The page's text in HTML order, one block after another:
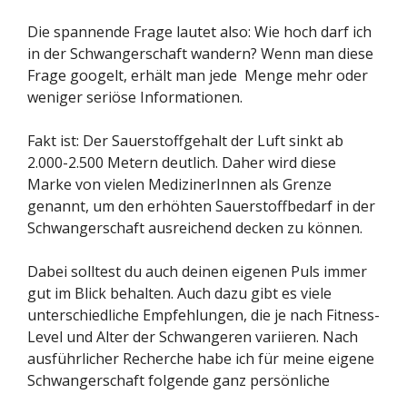
Die spannende Frage lautet also: Wie hoch darf ich
in der Schwangerschaft wandern? Wenn man diese
Frage googelt, erhält man jede Menge mehr oder
weniger seriöse Informationen.
Fakt ist: Der Sauerstoffgehalt der Luft sinkt ab
2.000-2.500 Metern deutlich. Daher wird diese
Marke von vielen MedizinerInnen als Grenze
genannt, um den erhöhten Sauerstoffbedarf in der
Schwangerschaft ausreichend decken zu können.
Dabei solltest du auch deinen eigenen Puls immer
gut im Blick behalten. Auch dazu gibt es viele
unterschiedliche Empfehlungen, die je nach Fitness-
Level und Alter der Schwangeren variieren. Nach
ausführlicher Recherche habe ich für meine eigene
Schwangerschaft folgende ganz persönliche